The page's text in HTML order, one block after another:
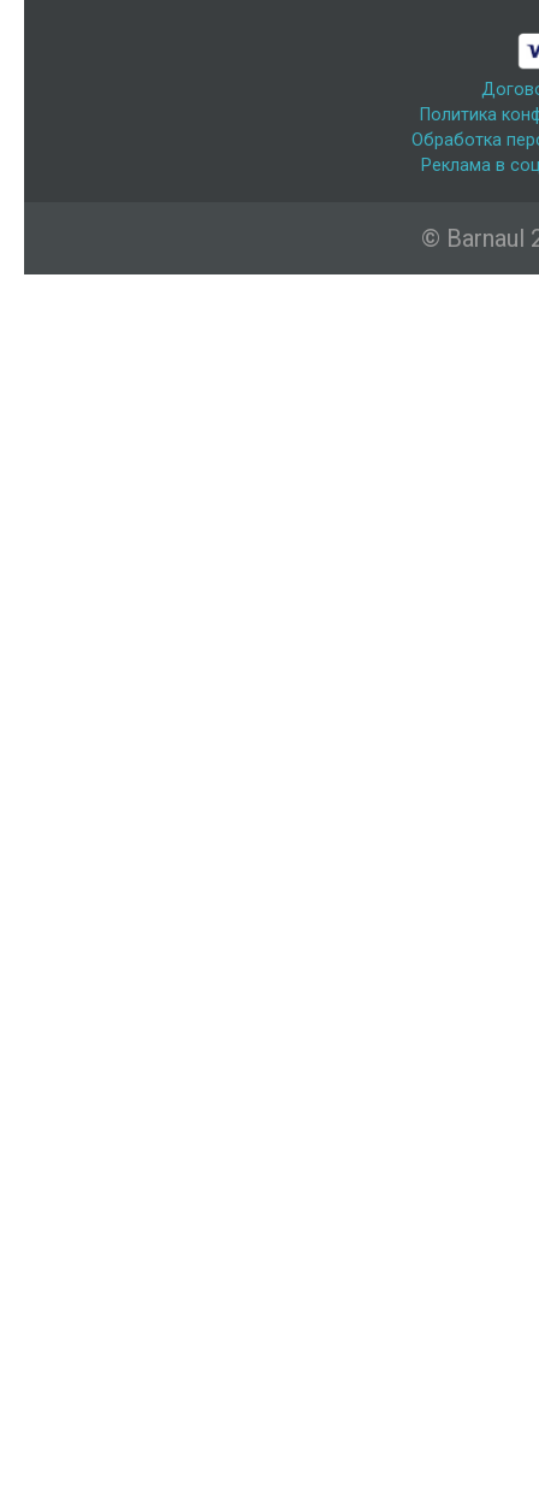
Политика
Обработка
Реклама в
© Barnaul